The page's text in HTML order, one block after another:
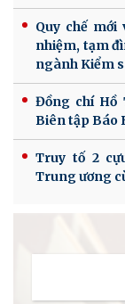
Quy chế mới
nhiệm, tạm
ngành Kiểm
Đồng chí Hồ
Biên tập Báo
Truy tố 2
Trung ương